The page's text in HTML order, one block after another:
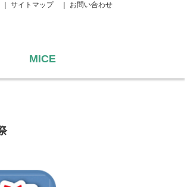
サイトマップ ｜ お問い合わせ
MICE